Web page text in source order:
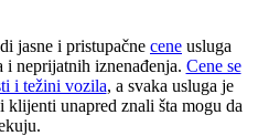
jasne i pristupačne cene usluga
i neprijatnih iznenađenja. Cene se
i težini vozila, a svaka usluga je
klijenti unapred znali šta mogu da